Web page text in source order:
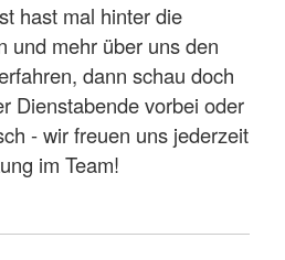
hast mal hinter die
und mehr über uns den
dann schau doch
Dienstabende vorbei oder
- wir freuen uns jederzeit
im Team!